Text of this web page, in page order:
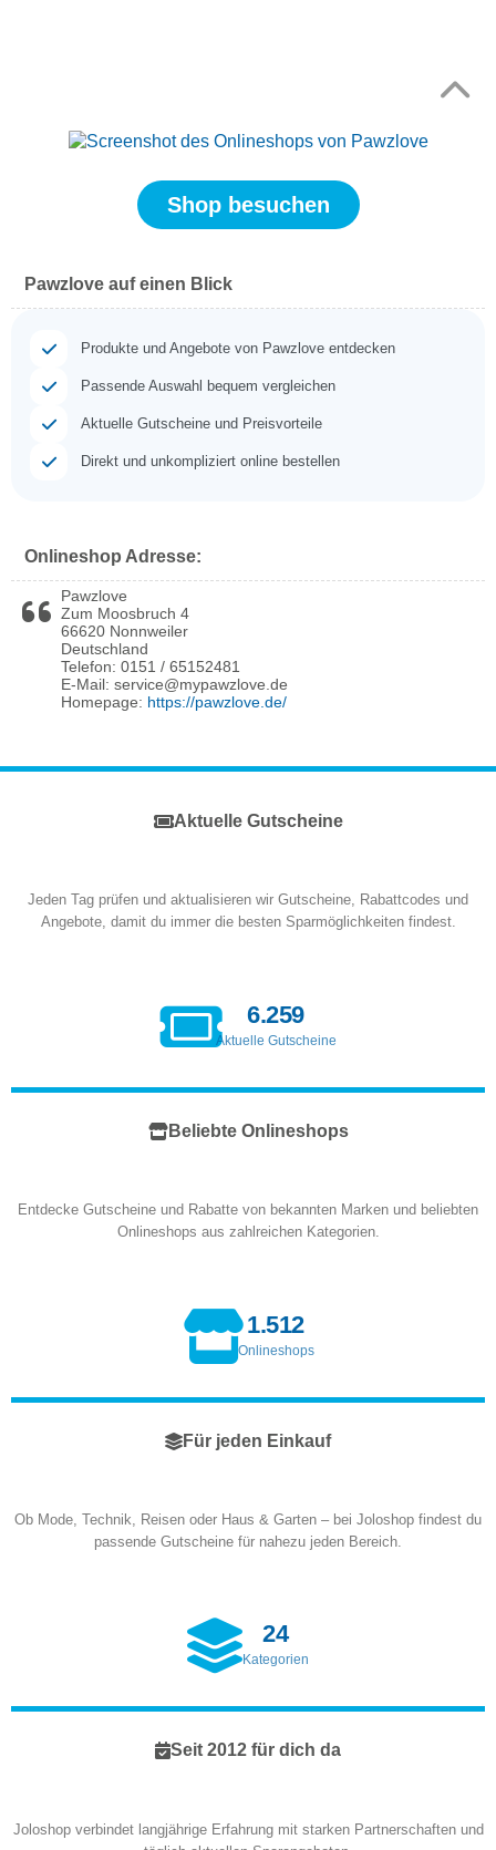
Shop besuchen
Pawzlove auf einen Blick
Produkte und Angebote von Pawzlove entdecken
Passende Auswahl bequem vergleichen
Aktuelle Gutscheine und Preisvorteile
Direkt und unkompliziert online bestellen
Onlineshop Adresse:
Pawzlove
Zum Moosbruch 4
66620 Nonnweiler
Deutschland
Telefon: 0151 / 65152481
E-Mail: service@mypawzlove.de
Homepage: https://pawzlove.de/
Aktuelle Gutscheine
Jeden Tag prüfen und aktualisieren wir Gutscheine, Rabattcodes und
Angebote, damit du immer die besten Sparmöglichkeiten findest.
6.259
Aktuelle Gutscheine
Beliebte Onlineshops
Entdecke Gutscheine und Rabatte von bekannten Marken und beliebten
Onlineshops aus zahlreichen Kategorien.
1.512
Onlineshops
Für jeden Einkauf
Ob Mode, Technik, Reisen oder Haus & Garten – bei Joloshop findest du
passende Gutscheine für nahezu jeden Bereich.
24
Kategorien
Seit 2012 für dich da
Joloshop verbindet langjährige Erfahrung mit starken Partnerschaften und